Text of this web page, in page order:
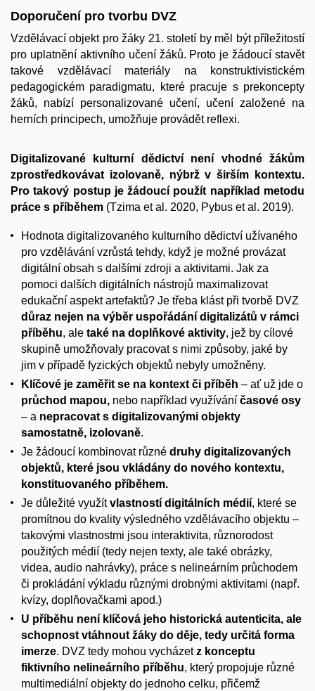
Doporučení pro tvorbu DVZ
Vzdělávací objekt pro žáky 21. století by měl být příležitostí
pro uplatnění aktivního učení žáků. Proto je žádoucí stavět
takové vzdělávací materiály na konstruktivistickém
pedagogickém paradigmatu, které pracuje s prekoncepty
žáků, nabízí personalizované učení, učení založené na
herních principech, umožňuje provádět reflexi.
Digitalizované kulturní dědictví není vhodné žákům
zprostředkovávat izolovaně, nýbrž v širším kontextu.
Pro takový postup je žádoucí použít například metodu
práce s příběhem (Tzima et al. 2020, Pybus et al. 2019).
Hodnota digitalizovaného kulturního dědictví užívaného
pro vzdělávání vzrůstá tehdy, když je možné provázat
digitální obsah s dalšími zdroji a aktivitami. Jak za
pomoci dalších digitálních nástrojů maximalizovat
edukační aspekt artefaktů? Je třeba klást při tvorbě DVZ
důraz nejen na výběr uspořádání digitalizátů v rámci
příběhu, ale také na doplňkové aktivity, jež by cílové
skupině umožňovaly pracovat s nimi způsoby, jaké by
jim v případě fyzických objektů nebyly umožněny.
Klíčové je zaměřit se na kontext či příběh – ať už jde o
průchod mapou, nebo například využívání časové osy
– a nepracovat s digitalizovanými objekty
samostatně, izolovaně.
Je žádoucí kombinovat různé druhy digitalizovaných
objektů, které jsou vkládány do nového kontextu,
konstituovaného příběhem.
Je důležité využítvlastností digitálních médií, které se
promítnou do kvality výsledného vzdělávacího objektu –
takovými vlastnostmi jsou interaktivita, různorodost
použitých médií (tedy nejen texty, ale také obrázky,
videa, audio nahrávky), práce s nelineárním průchodem
či prokládání výkladu různými drobnými aktivitami (např.
kvízy, doplňovačkami apod.)
U příběhu není klíčová jeho historická autenticita, ale
schopnost vtáhnout žáky do děje, tedy určitá forma
imerze. DVZ tedy mohou vycházetz konceptu
fiktivního nelineárního příběhu, který propojuje různé
multimediální objekty do jednoho celku, přičemž